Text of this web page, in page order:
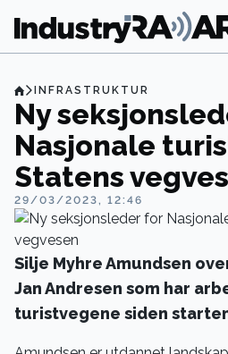
INFRASTRUKTUR
Ny
Nasjonale
Statens
29/03/2023, 12:46
Silje Myhre Amundsen
Jan Andresen som har
turistvegene siden